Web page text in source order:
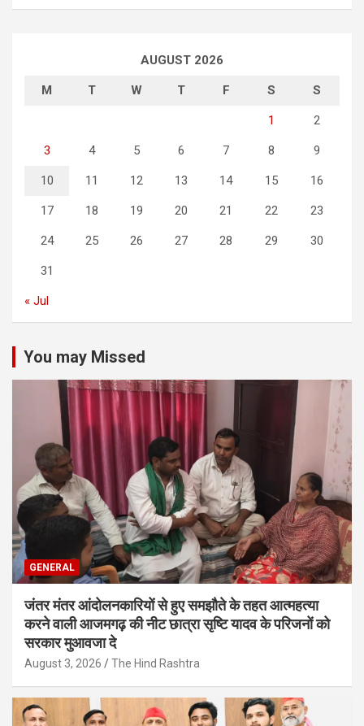
AUGUST 2026
M T W T F S S
1 2
3 4 5 6 7 8 9
10 11 12 13 14 15 16
17 18 19 20 21 22 23
24 25 26 27 28 29 30
31
« Jul
You may Missed
GENERAL
जंतर मंतर आंदोलनकारियों से हुए समझौते के तहत आत्महत्या
करने वाली आजमगढ़ की नीट छात्रा सृष्टि यादव के परिजनों को
सरकार मुआवजा दे
August 3, 2026 The Hind Rashtra